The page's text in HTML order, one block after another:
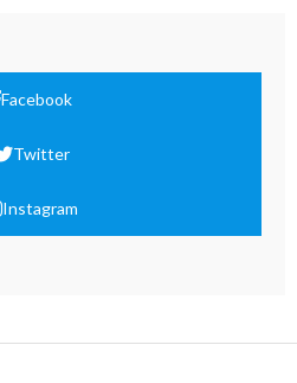
Facebook
Twitter
Instagram